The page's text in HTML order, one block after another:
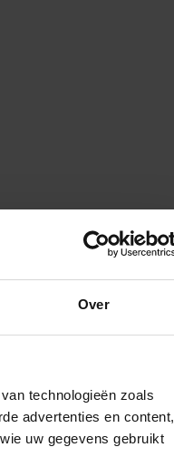
Over
technologieën zoals
advertenties en content,
uw gegevens gebruikt